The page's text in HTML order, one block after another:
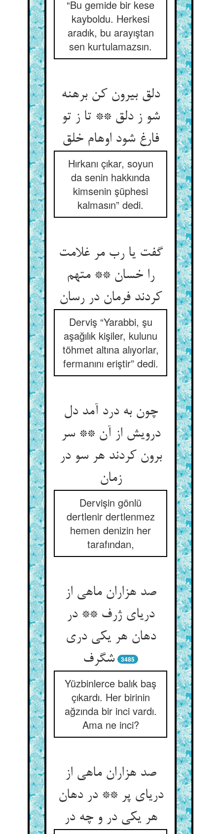
“Bu gemide bir kese
kayboldu. Herkesi
aradık, bu arayıştan
sen kurtulamazsın.
دلق بیرون کن برهنه
شو ز دلق ** تا ز تو
فارغ شود اوهام خلق‏
Hırkanı çıkar, soyun
da senin hakkında
kimsenin şüphesi
kalmasın” dedi.
گفت یا رب مر غلامت
را خسان ** متهم
کردند فرمان در رسان‏
Derviş “Yarabbi, şu
aşağılık kişiler, kulunu
töhmet altına alıyorlar,
fermanını eriştir” dedi.
چون به درد آمد دل
درویش از آن ** سر
برون کردند هر سو در
زمان‏
Dervişin gönlü
dertlenir dertlenmez
hemen denizin her
tarafından,
صد هزاران ماهی از
دریای ژرف ** در
دهان هر یکی دری
شگرف‏
3485
Yüzbinlerce balık baş
çıkardı. Her birinin
ağzında bir inci vardı.
Ama ne inci?
صد هزاران ماهی از
دریای پر ** در دهان
هر یکی در و چه در